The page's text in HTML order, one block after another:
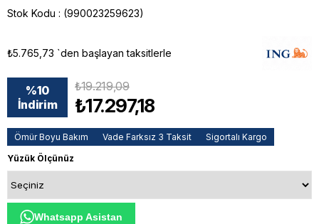
Stok Kodu (990023259623)
₺5.765,73 `den başlayan taksitlerle
%10
İndirim
₺19.219,09
₺17.297,18
Ömür Boyu Bakım Vade Farksız 3 Taksit
Sigortalı Kargo
Yüzük Ölçünüz
Whatsapp Asistan